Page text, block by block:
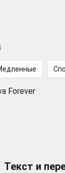
Forever
Текст и